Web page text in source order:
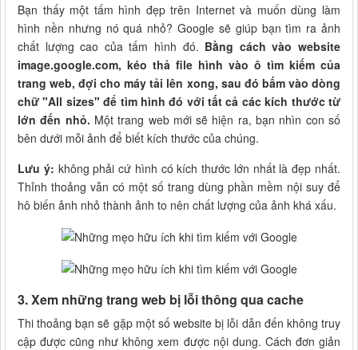
Bạn thấy một tấm hình đẹp trên Internet và muốn dùng làm
hình nền nhưng nó quá nhỏ? Google sẽ giúp bạn tìm ra ảnh
chất lượng cao của tấm hình đó. Bằng cách vào website
image.google.com, kéo thả file hình vào ô tìm kiếm của
trang web, đợi cho máy tải lên xong, sau đó bấm vào dòng
chữ "All sizes" để tìm hình đó với tất cả các kích thước từ
lớn đến nhỏ. Một trang web mới sẽ hiện ra, bạn nhìn con số
bên dưới mỗi ảnh để biết kích thước của chúng.
Lưu ý: không phải cứ hình có kích thước lớn nhất là đẹp nhất.
Thỉnh thoảng vẫn có một số trang dùng phần mềm nội suy để
hô biến ảnh nhỏ thành ảnh to nên chất lượng của ảnh khá xấu.
3. Xem những trang web bị lỗi thông qua cache
Thi thoảng bạn sẽ gặp một số website bị lỗi dẫn đến không truy
cập được cũng như không xem được nội dung. Cách đơn giản